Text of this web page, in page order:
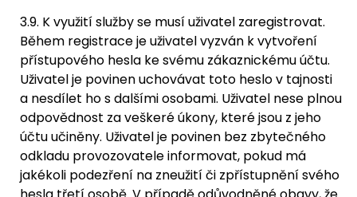
3.9. K využití služby se musí uživatel zaregistrovat.
Během registrace je uživatel vyzván k vytvoření
přístupového hesla ke svému zákaznickému účtu.
Uživatel je povinen uchovávat toto heslo v tajnosti
a nesdílet ho s dalšími osobami. Uživatel nese plnou
odpovědnost za veškeré úkony, které jsou z jeho
účtu učiněny. Uživatel je povinen bez zbytečného
odkladu provozovatele informovat, pokud má
jakékoli podezření na zneužití či zpřístupnění svého